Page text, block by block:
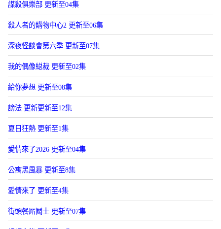
謀殺俱樂部 更新至04集
殺人者的購物中心2 更新至06集
深夜怪談會第六季 更新至07集
我的偶像縂裁 更新至02集
給你夢想 更新至08集
謗法 更新更新至12集
夏日狂熱 更新至1集
愛情來了2026 更新至04集
公寓黑風暴 更新至8集
愛情來了 更新至4集
街頭餐厛鬭士 更新至07集